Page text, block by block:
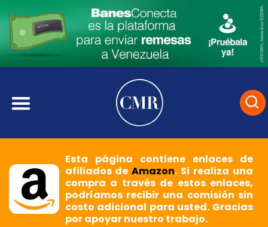
Esta página contiene enlaces de
afiliados deAmazon. Si realiza una
compra a través de estos enlaces,
podríamos recibir una comisión sin
costo adicional para usted. Gracias
por apoyar nuestro trabajo.